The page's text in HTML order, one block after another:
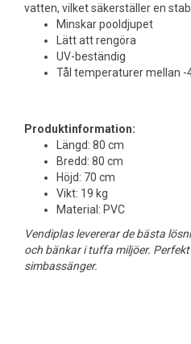
vatten, vilket säkerställer en
Minskar pooldjupet
Lätt att rengöra
UV-beständig
Tål temperaturer mellan -
Produktinformation:
Längd: 80 cm
Bredd: 80 cm
Höjd: 70 cm
Vikt: 19 kg
Material: PVC
Vendiplas levererar de bästa
och bänkar i tuffa miljöer.
simbassänger.